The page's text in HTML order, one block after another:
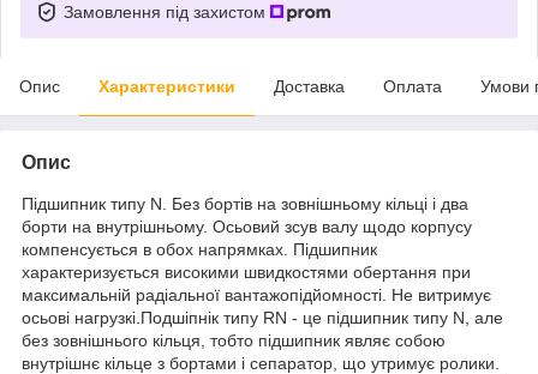
Замовлення під захистом
Опис Характеристики Доставка Оплата Умови
Опис
Підшипник типу N. Без бортів на зовнішньому кільці і два
борти на внутрішньому. Осьовий зсув валу щодо корпусу
компенсується в обох напрямках. Підшипник
характеризується високими швидкостями обертання при
максимальній радіальної вантажопідйомності. Не витримує
осьові нагрузкі.Подшіпнік типу RN - це підшипник типу N, але
без зовнішнього кільця, тобто підшипник являє собою
внутрішнє кільце з бортами і сепаратор, що утримує ролики.